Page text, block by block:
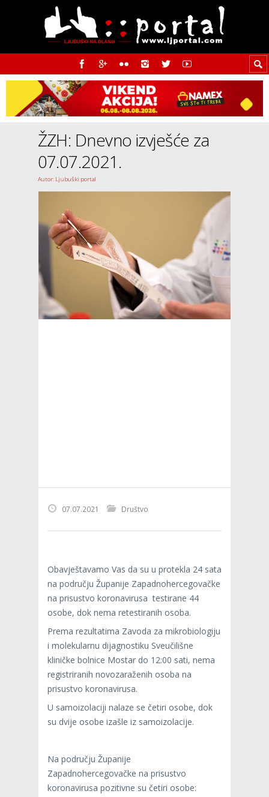
ŽZH: Dnevno izvješće za
07.07.2021.
Autor: Ljubuški portal
07.07.2021 Društvo
Obavještavamo Vas da su u protekla 24 sata
na području Županije Zapadnohercegovačke
na prisustvo koronavirusa testirane 44
osobe, dok nema retestiranih osoba.
Prema rezultatima Zavoda za mikrobiologiju
i molekularnu dijagnostiku Sveučilišne
kliničke bolnice Mostar do 12:00 sati, nema
registriranih novozaraženih osoba na
prisustvo koronavirusa.
U samoizolaciji nalaze se četiri osobe, dok
su dvije osobe izašle iz samoizolacije.
Na području Županije
Zapadnohercegovačke na prisustvo
koronavirusa pozitivne su četiri osobe: